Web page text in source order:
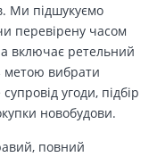
Ми підшукуємо
перевірену часом
включає ретельний
метою вибрати
угоди, підбір
новобудови.
повний